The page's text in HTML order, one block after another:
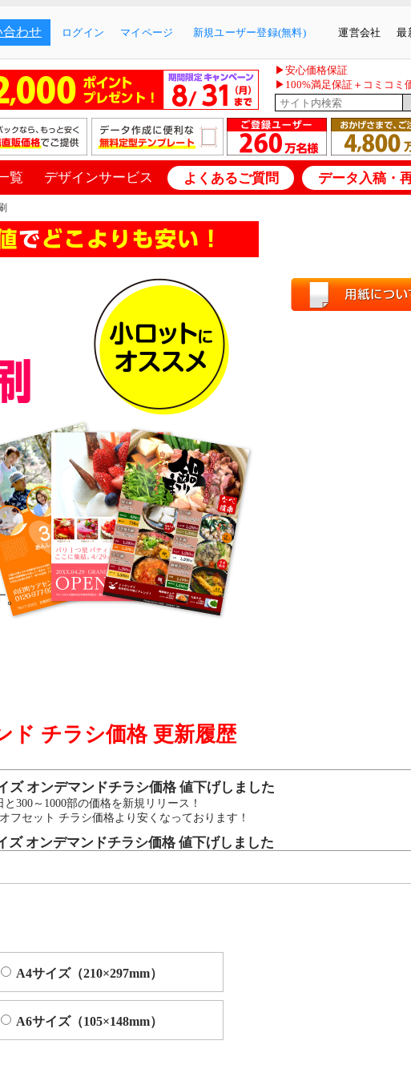
合わせ ログイン マイページ 新規ユーザー登録(無料) 運営会社 最
▶安心価格保証
▶100%満足保証＋コミコミ
覧 デザインサービス よくあるご質問 データ入稿・
。
た。
を、発生する前に検出し自動的に修正する技術。
ド チラシ価格 更新履歴
ズ オンデマンドチラシ価格 値下げしました
と300～1000部の価格を新規リリース！
フセット チラシ価格より安くなっております！
ズ オンデマンドチラシ価格 値下げしました
A4サイズ（210×297mm）
A6サイズ（105×148mm）